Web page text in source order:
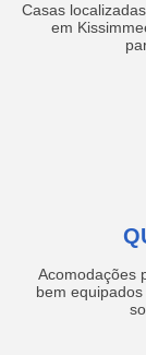
Casas
em
Acomodações
bem